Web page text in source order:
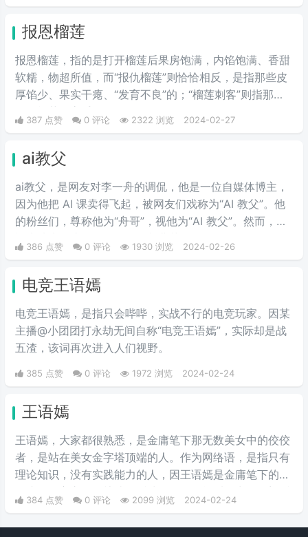
报恩榴莲
报恩榴莲，指的是打开榴莲后果房饱满，内馅饱满、香甜
软糯，物超所值，而“报仇榴莲”则恰恰相反，是指那些皮
厚馅少、果实干瘪、“发育不良”的；“榴莲刺客”则指那些
会挑榴莲的高手。
387 点赞 0 评论 2322 浏览 2024-02-27
ai教父
ai教父，是网友对李一舟的调侃，他是一位自媒体博主，
因为他把 AI 课卖得飞起，被网友们戏称为“AI 教父”。他
的粉丝们，尊称他为“舟哥”，视他为“AI 教父”。然而，质
他的课程是“智商税”。
386 点赞 0 评论 1930 浏览 2024-02-26
电竞王语嫣
电竞王语嫣，是指只会哔哔，实战不行的电竞玩家。因某
主播@小团团打永劫无间自称“电竞王语嫣”，实际却是战
五渣，该词再次进入人们视野。
385 点赞 0 评论 1972 浏览 2024-02-24
王语嫣
王语嫣，大家都很熟悉，是金庸笔下那无数美女中的佼佼
者，是站在美女金字塔顶端的人。作为网络语，是指只有
理论知识，没有实践能力的人，因王语嫣是金庸笔下的武
侠小说女主之一，熟读各派武学秘笈，能看得出各个门派
的武功招式，是一位武学理论家，却完全不会武功，适合
纸上谈兵。如“说唱界王语嫣”，是指rapper《中国有嘻
384 点赞 0 评论 2099 浏览 2024-02-24